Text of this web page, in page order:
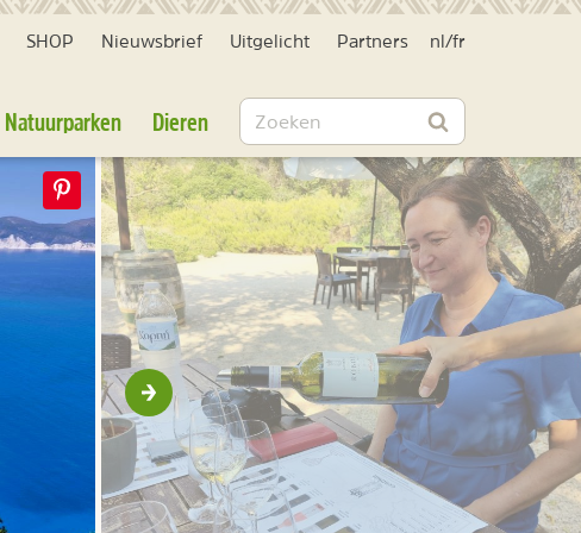
SHOP Nieuwsbrief Uitgelicht Partners nl /fr
Natuurparken Dieren Zoeken
Zoeken
Volgende